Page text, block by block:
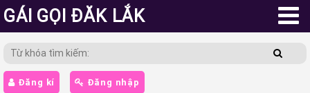
GÁI GỌI ĐĂK LẮK
Đăng kí Đăng nhập